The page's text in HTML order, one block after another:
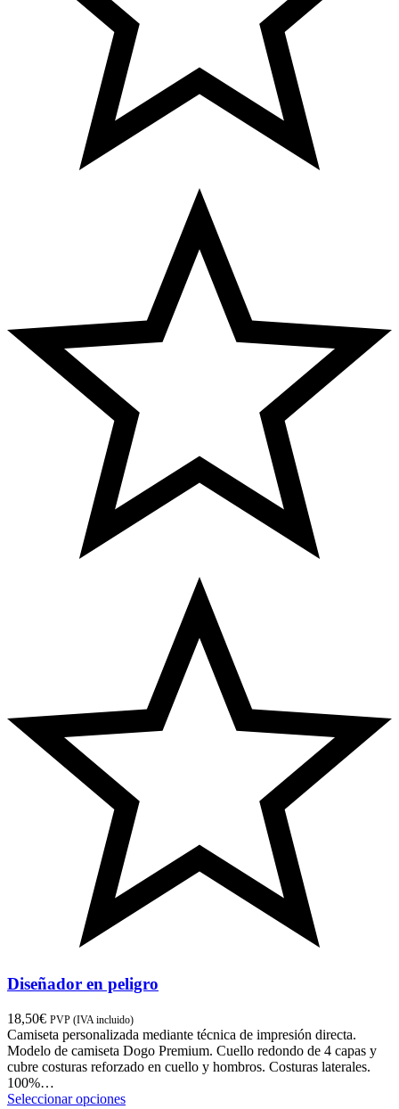
Diseñador en peligro
18,50€ PVP (IVA incluido)
Camiseta personalizada mediante técnica de impresión directa.
Modelo de camiseta Dogo Premium. Cuello redondo de 4 capas y
cubre costuras reforzado en cuello y hombros. Costuras laterales.
100%…
Seleccionar opciones